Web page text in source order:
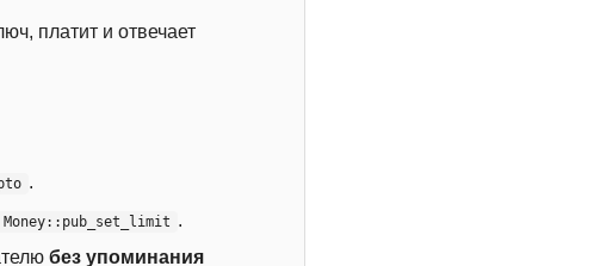
платит и отвечает
.
Money::pub_set_limit .
без упоминания